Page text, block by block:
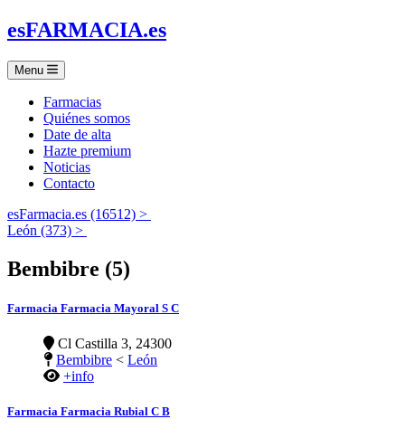
esFARMACIA.es
Menu
Farmacias
Quiénes somos
Date de alta
Hazte premium
Noticias
Contacto
esFarmacia.es (16512) >
León (373) >
Bembibre (5)
Farmacia Farmacia Mayoral S C
Cl Castilla 3, 24300
Bembibre < León
+info
Farmacia Farmacia Rubial C B